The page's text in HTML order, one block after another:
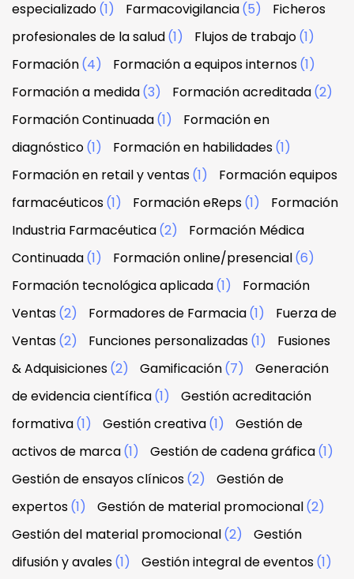
especializado(1) Farmacovigilancia(5)
Ficheros
profesionales de la salud(1) Flujos de trabajo(1)
Formación(4) Formación a equipos internos(1)
Formación a medida(3) Formación acreditada(2)
Formación Continuada(1)
Formación en
diagnóstico(1) Formación en habilidades(1)
Formación en retail y ventas(1)
Formación equipos
farmacéuticos(1) Formación eReps(1)
Formación
Industria Farmacéutica(2)
Formación Médica
Continuada(1) Formación online/presencial(6)
Formación tecnológica aplicada(1)
Formación
Ventas(2) Formadores de Farmacia(1)
Fuerza de
Ventas(2) Funciones personalizadas(1)
Fusiones
& Adquisiciones(2) Gamificación(7)
Generación
de evidencia científica(1)
Gestión acreditación
formativa(1) Gestión creativa(1)
Gestión de
activos de marca(1) Gestión de cadena gráfica(1)
Gestión de ensayos clínicos(2)
Gestión de
expertos(1) Gestión de material promocional(2)
Gestión del material promocional(2)
Gestión
difusión y avales(1) Gestión integral de eventos(1)